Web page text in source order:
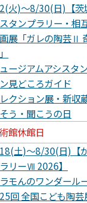
火)～8/30(日)【茨
タンプラリー・相
展「ガレの陶芸Ⅱ
ージアムアシスタ
見どころガイド
クション展・新収
う・聞こうの日
館休館日
土)～8/30(日)【
リーⅦ 2026】
モんのワンダール
回 全国こども陶